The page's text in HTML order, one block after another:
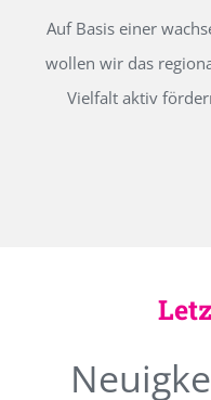
Auf Basis einer
wollen wir das
Vielfalt aktiv